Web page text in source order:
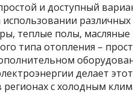
и доступный
различных
теплые полы,
типа отопления –
делает
с холодным